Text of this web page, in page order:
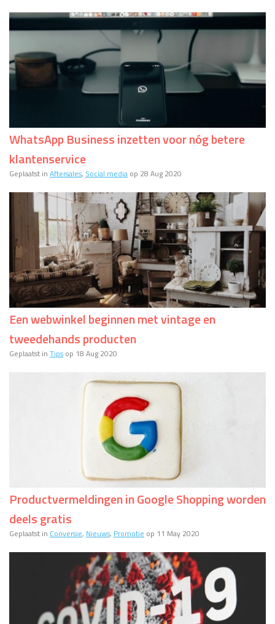
WhatsApp Business inzetten voor nóg betere
klantenservice
Geplaatst in Aftersales, Social media op 28 Aug 2020
Een webwinkel beginnen met vintage en
tweedehands producten
Geplaatst in Tips op 18 Aug 2020
Productvermeldingen in Google Shopping worden
deels gratis
Geplaatst in Conversie, Nieuws, Promotie op 11 May 2020